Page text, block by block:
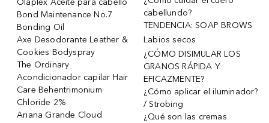
Bond Maintenance No.7
Bonding Oil
Axe Desodorante Leather &
Cookies Bodyspray
The Ordinary
Acondicionador capilar Hair
Care Behentrimonium
Chloride 2%
Ariana Grande Cloud
cabellundo?
TENDENCIA: SOAP BROWS
Labios secos
¿CÓMO DISIMULAR LOS
GRANOS RÁPIDA Y
EFICAZMENTE?
¿Cómo aplicar el iluminador?
/ Strobing
¿Qué son las cremas